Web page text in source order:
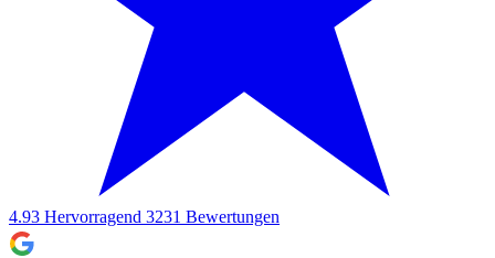
4.93 Hervorragend 3231 Bewertungen